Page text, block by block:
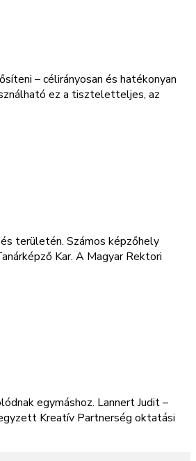
– célirányosan és hatékonyan
ez a tiszteletteljes, az
területén. Számos képzőhely
Kar. A Magyar Rektori
egymáshoz. Lannert Judit –
Kreatív Partnerség oktatási